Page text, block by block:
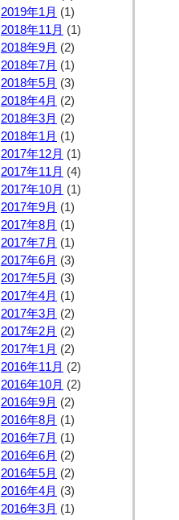
2019年1月 (1)
2018年11月 (1)
2018年9月 (2)
2018年7月 (1)
2018年5月 (3)
2018年4月 (2)
2018年3月 (2)
2018年1月 (1)
2017年12月 (1)
2017年11月 (4)
2017年10月 (1)
2017年9月 (1)
2017年8月 (1)
2017年7月 (1)
2017年6月 (3)
2017年5月 (3)
2017年4月 (1)
2017年3月 (2)
2017年2月 (2)
2017年1月 (2)
2016年11月 (2)
2016年10月 (2)
2016年9月 (2)
2016年8月 (1)
2016年7月 (1)
2016年6月 (2)
2016年5月 (2)
2016年4月 (3)
2016年3月 (1)